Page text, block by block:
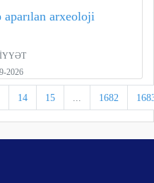
aparılan arxeoloji
2026
14 15 ... 1682